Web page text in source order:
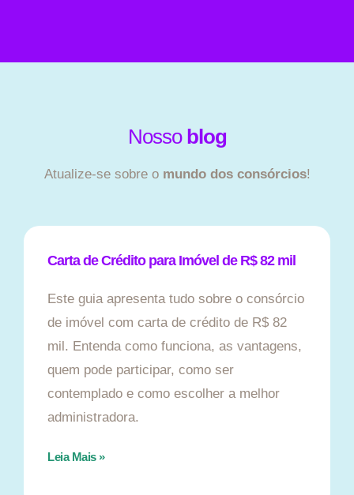
Nosso blog
Atualize-se sobre o mundo dos consórcios!
Carta de Crédito para Imóvel de R$ 82 mil
Este guia apresenta tudo sobre o consórcio
de imóvel com carta de crédito de R$ 82
mil. Entenda como funciona, as vantagens,
quem pode participar, como ser
contemplado e como escolher a melhor
administradora.
Leia Mais »